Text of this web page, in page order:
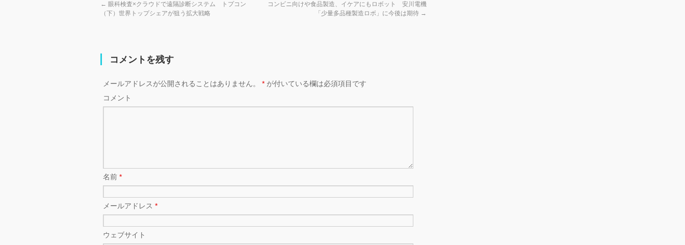
← 眼科検査×クラウドで遠隔診断システム トプコン
（下）世界トップシェアが狙う拡大戦略
コンビニ向けや食品製造、イケアにもロボット 安川電機
「少量多品種製造ロボ」に今後は期待 →
コメントを残す
メールアドレスが公開されることはありません。 * が付いている欄は必須項目です
コメント
名前 *
メールアドレス *
ウェブサイト